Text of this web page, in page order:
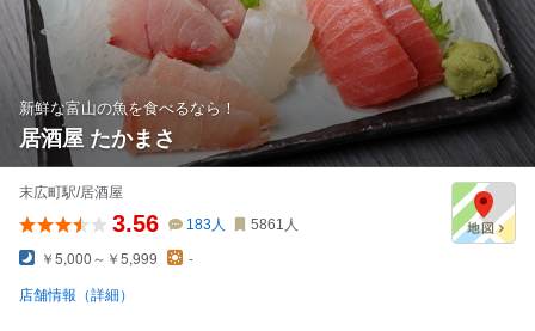
新鮮な富山の魚を食べるなら！
居酒屋 たかまさ
末広町駅/居酒屋
3.56 183人 5861 人
￥5,000～￥5,999 -
店舗情報（詳細）